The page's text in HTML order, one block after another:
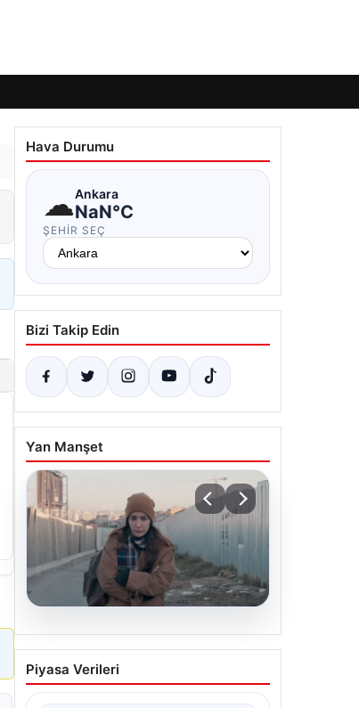
Hava Durumu
☁Ankara
NaN°C
ŞEHIR SEÇ
Bizi Takip Edin
Yan Manşet
05.08.2026
Türk sinemasında farklı bir
imza: Ceylan Özgün
Piyasa Verileri